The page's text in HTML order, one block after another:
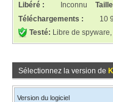
Libéré : Inconnu
Téléchargements :
10
Testé: Libre de
Sélectionnez la version de
Version du logiciel